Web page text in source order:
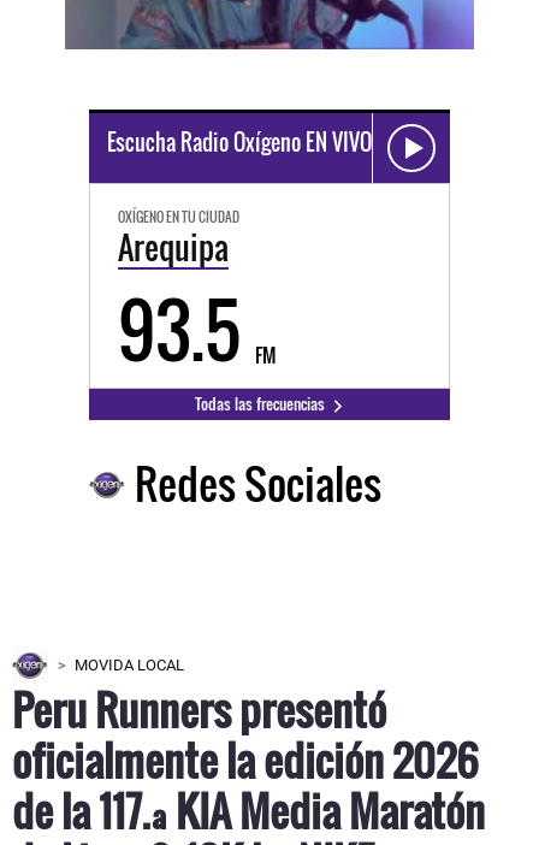
Escucha Radio Oxígeno EN VIVO
OXÍGENO EN TU CIUDAD
Arequipa
93.5 FM
Todas las frecuencias
Redes Sociales
MOVIDA LOCAL
Peru Runners presentó
oficialmente la edición 2026
de la 117.ª KIA Media Maratón